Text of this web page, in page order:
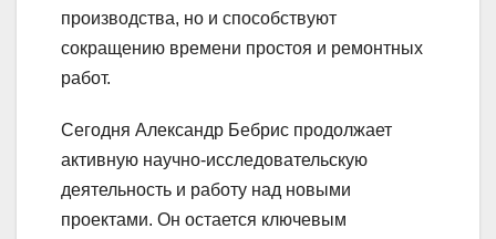
производства, но и способствуют
сокращению времени простоя и ремонтных
работ.
Сегодня Александр Бебрис продолжает
активную научно-исследовательскую
деятельность и работу над новыми
проектами. Он остается ключевым